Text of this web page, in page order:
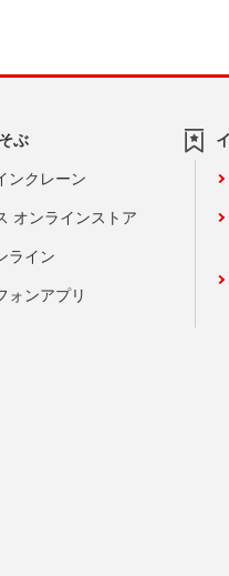
ぶ
ンクレーン
オンラインストア
ライン
ォンアプリ